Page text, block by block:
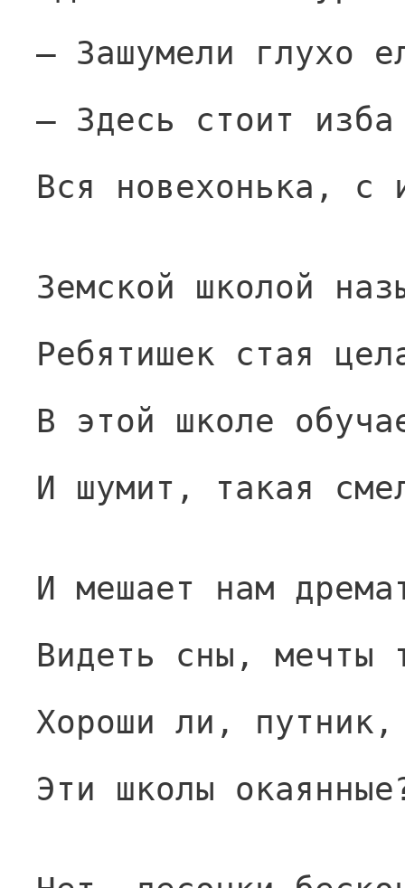
— Зашумели глухо
— Здесь стоит
Вся новехонька, с
Земской школой
Ребятишек стая
В этой школе
И шумит, такая
И мешает нам
Видеть сны, мечты
Хороши ли,
Эти школы